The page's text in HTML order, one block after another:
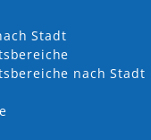
Stadt
nach Stadt